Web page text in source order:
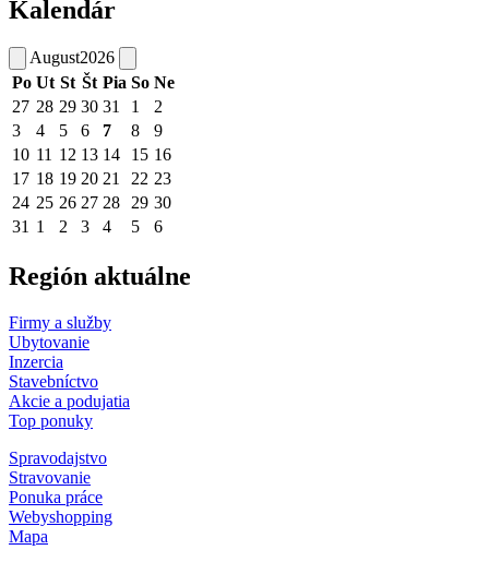
Kalendár
August2026
Po Ut St Št Pia So Ne
27 28 29 30 31 1
2
3
4 5 6 7 8
9
10 11 12 13 14 15 16
17 18 19 20 21 22 23
24 25 26 27 28 29 30
31 1 2 3 4 5 6
Región aktuálne
Firmy a služby
Ubytovanie
Inzercia
Stavebníctvo
Akcie a podujatia
Top ponuky
Spravodajstvo
Stravovanie
Ponuka práce
Webyshopping
Mapa